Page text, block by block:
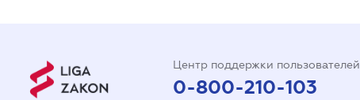
Центр поддержки пользователей
0-800-210-103